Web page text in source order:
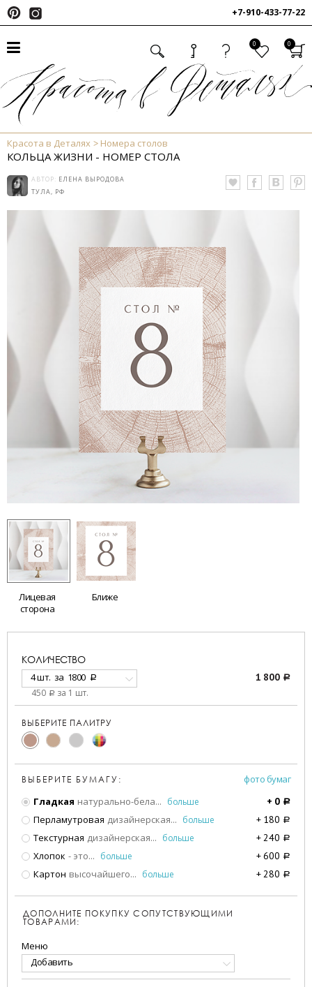
+7-910-433-77-22
0 0
Красота в Деталях Номера столов
КОЛЬЦА ЖИЗНИ - НОМЕР СТОЛА
АВТОР: ЕЛЕНА ВЫРОДОВА
ТУЛА, РФ
Лицевая
сторона
Ближе
КОЛИЧЕСТВО
4 шт. за 1800 a
450 a за 1 шт.
1 800 a
ВЫБЕРИТЕ ПАЛИТРУ
ВЫБЕРИТЕ БУМАГУ:
фото бумаг
Гладкая натурально-бела... больше + 0 a
Перламутровая дизайнерская... больше + 180 a
Текстурная дизайнерская... больше + 240 a
Хлопок - это... больше + 600 a
Картон высочайшего... больше + 280 a
ДОПОЛНИТЕ ПОКУПКУ СОПУТСТВУЮЩИМИ
ТОВАРАМИ:
Меню
Добавить